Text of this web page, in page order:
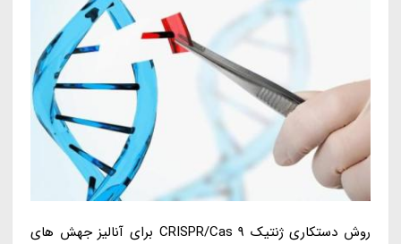
روش دستکاری ژنتیک CRISPR/Cas 9 برای آنالیز جهش های